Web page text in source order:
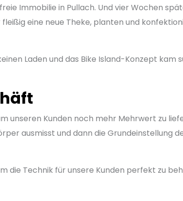
Immobilie in Pullach. Und vier Wochen
eine neue Theke, planten und
Laden und das Bike Island-Konzept kam
unseren Kunden noch mehr Mehrwert zu
ausmisst und dann die Grundeinstellung
die Technik für unsere Kunden perfekt zu